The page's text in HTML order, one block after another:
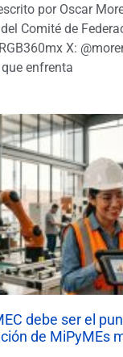
por Oscar
Comité de
X:
enfrenta
debe ser el
de MiPyMEs